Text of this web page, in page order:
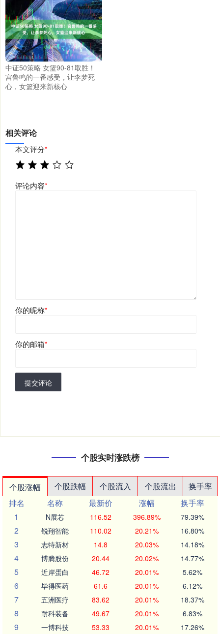
中证50策略 女篮90-81取胜！
宫鲁鸣的一番感受，让李梦死
心，女篮迎来新核心
相关评论
本文评分*
评论内容*
你的昵称*
你的邮箱*
提交评论
个股实时涨跌榜
个股涨幅 个股跌幅 个股流入 个股流出
换手率
排名
名称 最新价 涨幅
换手率
1
N展芯 116.52 396.89% 79.39%
2 锐翔智能 110.02 20.21% 16.80%
3 志特新材 14.8 20.03% 14.18%
4 博腾股份 20.44 20.02% 14.77%
5 近岸蛋白 46.72 20.01% 5.62%
6 毕得医药 61.6 20.01% 6.12%
7 五洲医疗 83.62 20.01% 18.37%
8 耐科装备 49.67 20.01% 6.83%
9 一博科技 53.33 20.01% 17.26%